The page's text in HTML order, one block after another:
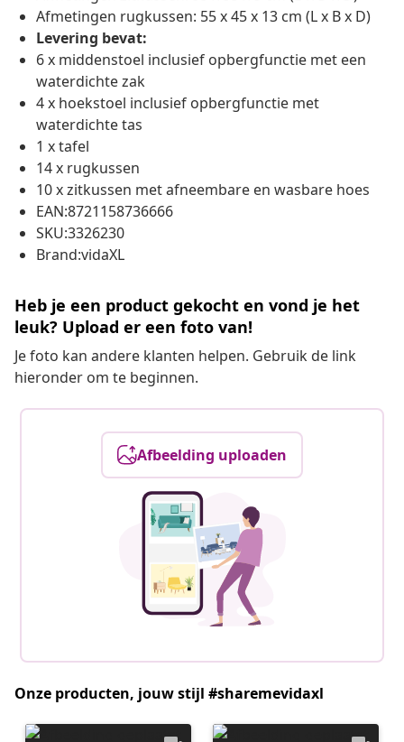
Afmetingen rugkussen: 55 x 45 x 13 cm (L x B x D)
Levering bevat:
6 x middenstoel inclusief opbergfunctie met een
waterdichte zak
4 x hoekstoel inclusief opbergfunctie met
waterdichte tas
1 x tafel
14 x rugkussen
10 x zitkussen met afneembare en wasbare hoes
EAN:8721158736666
SKU:3326230
Brand:vidaXL
Heb je een product gekocht en vond je het
leuk? Upload er een foto van!
Je foto kan andere klanten helpen. Gebruik de link
hieronder om te beginnen.
Afbeelding uploaden
Onze producten, jouw stijl #sharemevidaxl